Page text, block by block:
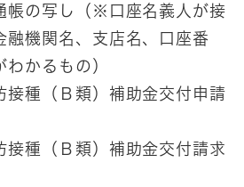
帳の写し（※口座名義人が接
融機関名、支店名、口座番
わかるもの）
接種（Ｂ類）補助金交付申請
接種（Ｂ類）補助金交付請求